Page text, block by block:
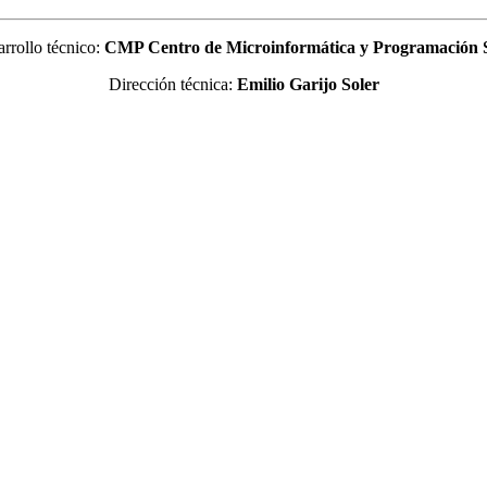
técnico: CMP Centro de Microinformática y Programación
Dirección técnica: Emilio Garijo Soler